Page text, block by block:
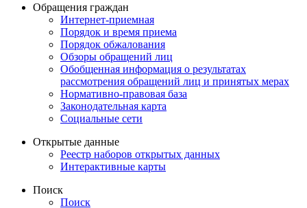
Обращения граждан
Интернет-приемная
Порядок и время приема
Порядок обжалования
Обзоры обращений лиц
Обобщенная информация о результатах
рассмотрения обращений лиц и принятых мерах
Нормативно-правовая база
Законодательная карта
Социальные сети
Открытые данные
Реестр наборов открытых данных
Интерактивные карты
Поиск
Поиск